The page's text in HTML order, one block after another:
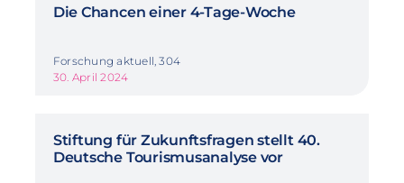
Die Chancen einer 4-Tage-Woche
Forschung aktuell, 304
30. April 2024
Stiftung für Zukunftsfragen stellt 40.
Deutsche Tourismusanalyse vor